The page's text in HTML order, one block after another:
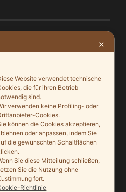
im Grönegau-Museum
offenen Denkmals“
✕
Website verwendet technische
die für ihren Betrieb
sind.
verwenden keine Profiling- oder
Cookies.
können die Cookies akzeptieren,
oder anpassen, indem Sie
die gewünschten Schaltflächen
Sie diese Mitteilung schließen,
Sie die Nutzung ohne
fort.
Richtlinie